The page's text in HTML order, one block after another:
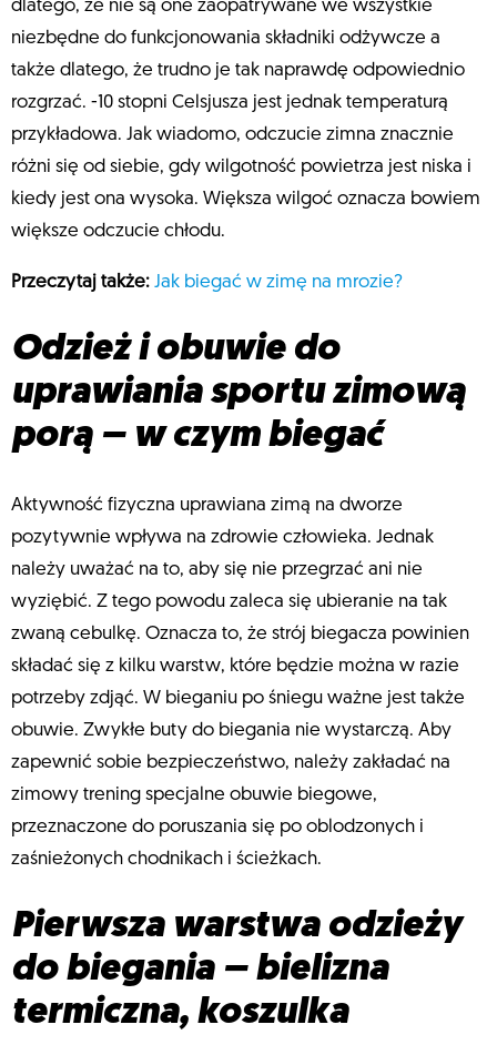
dlatego, że nie są one zaopatrywane we wszystkie
niezbędne do funkcjonowania składniki odżywcze a
także dlatego, że trudno je tak naprawdę odpowiednio
rozgrzać. -10 stopni Celsjusza jest jednak temperaturą
przykładowa. Jak wiadomo, odczucie zimna znacznie
różni się od siebie, gdy wilgotność powietrza jest niska i
kiedy jest ona wysoka. Większa wilgoć oznacza bowiem
większe odczucie chłodu.
Przeczytaj także: Jak biegać w zimę na mrozie?
Odzież i obuwie do
uprawiania sportu zimową
porą – w czym biegać
Aktywność fizyczna uprawiana zimą na dworze
pozytywnie wpływa na zdrowie człowieka. Jednak
należy uważać na to, aby się nie przegrzać ani nie
wyziębić. Z tego powodu zaleca się ubieranie na tak
zwaną cebulkę. Oznacza to, że strój biegacza powinien
składać się z kilku warstw, które będzie można w razie
potrzeby zdjąć. W bieganiu po śniegu ważne jest także
obuwie. Zwykłe buty do biegania nie wystarczą. Aby
zapewnić sobie bezpieczeństwo, należy zakładać na
zimowy trening specjalne obuwie biegowe,
przeznaczone do poruszania się po oblodzonych i
zaśnieżonych chodnikach i ścieżkach.
Pierwsza warstwa odzieży
do biegania – bielizna
termiczna, koszulka